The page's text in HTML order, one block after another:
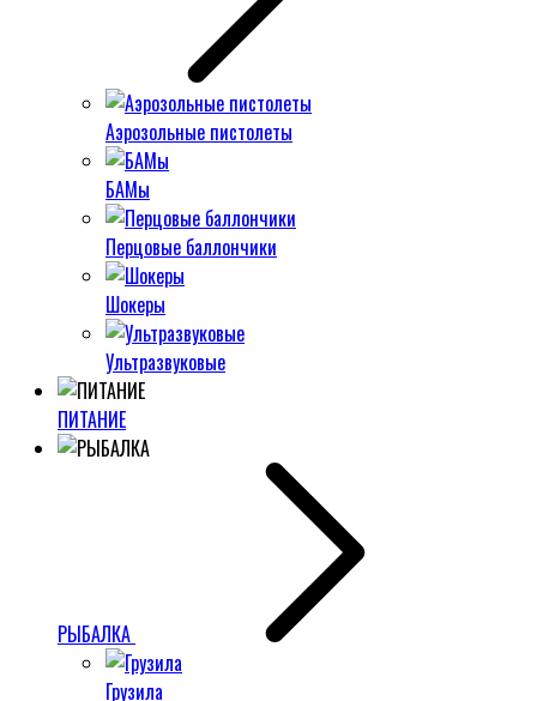
Аэрозольные пистолеты
БАМы
Перцовые баллончики
Шокеры
Ультразвуковые
ПИТАНИЕ
РЫБАЛКА
Грузила